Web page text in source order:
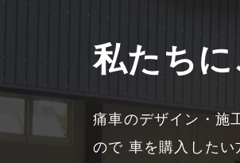
私たち
痛車のデザイン・施
ので 車を購入した